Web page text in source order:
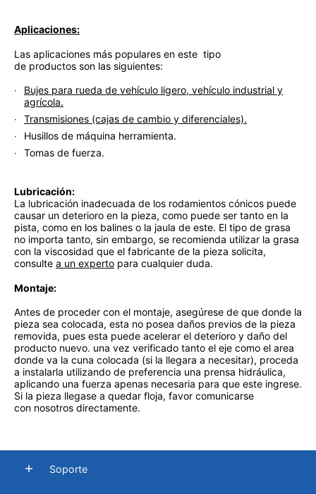
Aplicaciones:
Las aplicaciones más populares en este tipo
de productos son las siguientes:
Bujes para rueda de vehículo ligero, vehículo industrial y
agrícola.
Transmisiones (cajas de cambio y diferenciales).
Husillos de máquina herramienta.
Tomas de fuerza.
Lubricación:
La lubricación inadecuada de los rodamientos cónicos puede
causar un deterioro en la pieza, como puede ser tanto en la
pista, como en los balines o la jaula de este. El tipo de grasa
no importa tanto, sin embargo, se recomienda utilizar la grasa
con la viscosidad que el fabricante de la pieza solicita,
consulte a un experto para cualquier duda.
Montaje:
Antes de proceder con el montaje, asegúrese de que donde la
pieza sea colocada, esta no posea daños previos de la pieza
removida, pues esta puede acelerar el deterioro y daño del
producto nuevo. una vez verificado tanto el eje como el area
donde va la cuna colocada (si la llegara a necesitar), proceda
a instalarla utilizando de preferencia una prensa hidráulica,
aplicando una fuerza apenas necesaria para que este ingrese.
Si la pieza llegase a quedar floja, favor comunicarse
con nosotros directamente.
Soporte